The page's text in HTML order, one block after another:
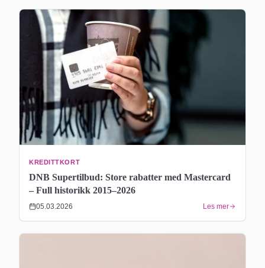
KREDITTKORT
DNB Supertilbud: Store rabatter med Mastercard
– Full historikk 2015–2026
05.03.2026 Les mer